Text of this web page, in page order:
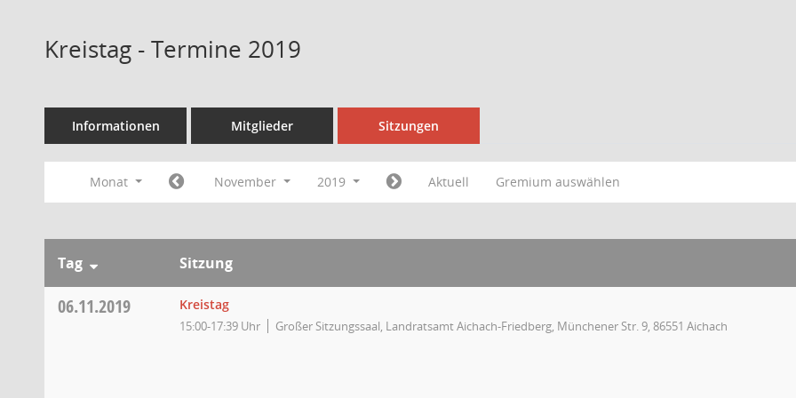
Kreistag - Termine 2019
Informationen Mitglieder Sitzungen
Monat November 2019 Aktuell Gremium auswählen
Tag Sitzung
06.11.2019 Kreistag
15:00-17:39 Uhr Großer Sitzungssaal, Landratsamt Aichach-Friedberg, Münchener Str. 9, 86551 Aichach